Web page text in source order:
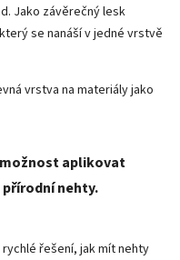
Jako závěrečný lesk
se nanáší v jedné vrstvě
vrstva na materiály jako
aplikovat
nehty.
řešení, jak mít nehty